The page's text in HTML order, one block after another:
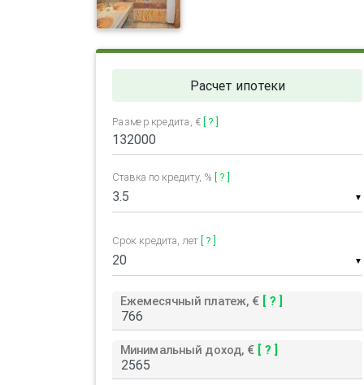
Расчет ипотеки
Размер кредита, € [ ? ]
▼
Ставка по кредиту, % [ ? ]
▼
Срок кредита, лет [ ? ]
Ежемесячный платеж, € [ ? ]
Минимальный доход, € [ ? ]